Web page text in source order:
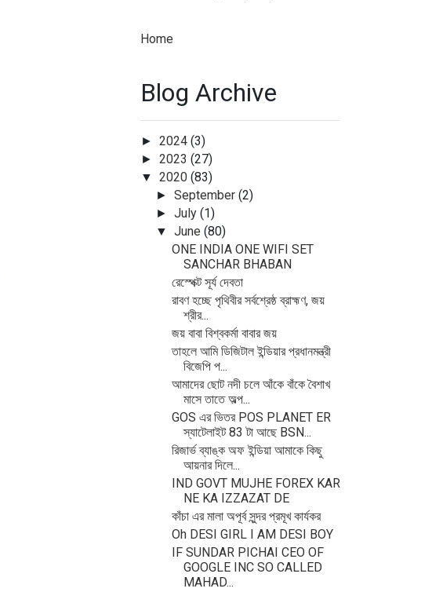
Home
Blog Archive
► 2024 (3)
► 2023 (27)
▼ 2020 (83)
►September(2)
►July(1)
▼June(80)
ONE INDIA ONE WIFI SET
SANCHAR BHABAN
রেস্পেক্ট সূর্য দেবতা
রাবণ হচ্ছে পৃথিবীর সর্বশ্রেষ্ঠ ব্রাহ্মণ, জয়
শ্রীর...
জয় বাবা বিশ্বকর্মা বাবার জয়
তাহলে আমি ডিজিটাল ইন্ডিয়ার প্রধানমন্ত্রী
বিজেপি প...
আমাদের ছোট নদী চলে আঁকে বাঁকে বৈশাখ
মাসে তাতে অল্প...
GOS এর ভিতর POS PLANET ER
স্যাটেলাইট 83 টা আছে BSN...
রিজার্ভ ব্যাঙ্ক অফ ইন্ডিয়া আমাকে কিছু
আয়নার দিলে...
IND GOVT MUJHE FOREX KAR
NE KA IZZAZAT DE
কাঁচা এর মালা অপূর্ব সুন্দর প্রমূখ কার্যকর
Oh DESI GIRL I AM DESI BOY
IF SUNDAR PICHAI CEO OF
GOOGLE INC SO CALLED
MAHAD...